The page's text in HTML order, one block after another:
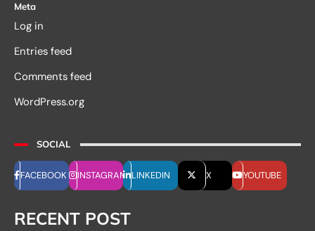
Meta
Log in
Entries feed
Comments feed
WordPress.org
SOCIAL
FACEBOOK INSTAGRAM LINKEDIN X YOUTUBE
RECENT POST